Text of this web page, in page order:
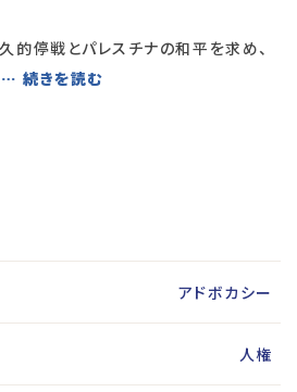
的停戦とパレスチナの和平を求め、
… 続きを読む
アドボカシー
人権